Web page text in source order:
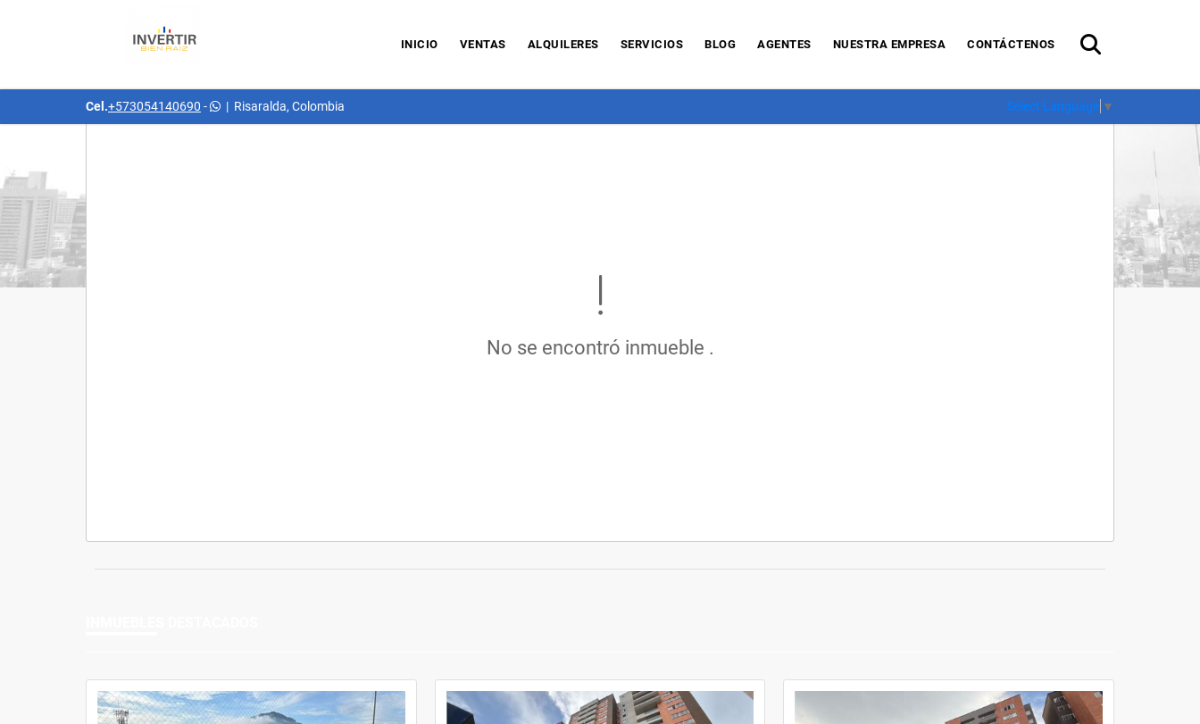
INICIO VENTAS ALQUILERES SERVICIOS BLOG AGENTES NUESTRA EMPRESA CONTÁCTENOS
Cel.+573054140690 - | Risaralda, Colombia Select Language ▼
No se encontró inmueble .